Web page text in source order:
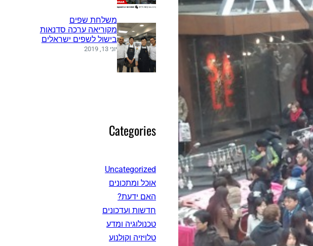
משלחת שפים
מקוריאה ערכה סדנאות
בישול לשפים ישראלים
יוני 13, 2019
Categories
Uncategorized
אוכל ומתכונים
האם ידעת?
חדשות ועדכונים
טכנולוגיה ומדע
טלויזיה וקולנוע